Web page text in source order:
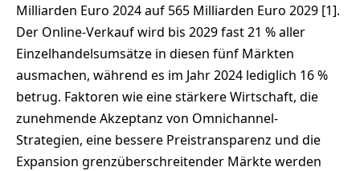
Milliarden Euro 2024 auf 565 Milliarden Euro 2029 [1].
Der Online-Verkauf wird bis 2029 fast 21 % aller
Einzelhandelsumsätze in diesen fünf Märkten
ausmachen, während es im Jahr 2024 lediglich 16 %
betrug. Faktoren wie eine stärkere Wirtschaft, die
zunehmende Akzeptanz von Omnichannel-
Strategien, eine bessere Preistransparenz und die
Expansion grenzüberschreitender Märkte werden